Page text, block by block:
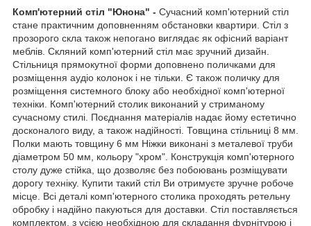
Комп'ютерний стіл "Юнона" - Сучасний комп'ютерний стіл
стане практичним доповненням обстановки квартири. Стіл з
прозорого скла також непогано виглядає як офісний варіант
меблів. Скляний комп'ютерний стіл має зручний дизайн.
Стільниця прямокутної форми доповнено поличками для
розміщення аудіо колонок і не тільки. Є також поличку для
розміщення системного блоку або необхідної комп'ютерної
техніки. Комп'ютерний столик виконаний у стриманому
сучасному стилі. Поєднання матеріалів надає йому естетично
досконалого виду, а також надійності. Товщина стільниці 8 мм.
Полки мають товщину 6 мм Ніжки виконані з металевої труби
діаметром 50 мм, кольору "хром". Конструкція комп'ютерного
столу дуже стійка, що дозволяє без побоювань розміщувати
дорогу техніку. Купити такий стіл Ви отримуєте зручне робоче
місце. Всі деталі комп'ютерного столика проходять ретельну
обробку і надійно пакуються для доставки. Стіл поставляється
комплектом, з усією необхідною для складання фурнітурою і